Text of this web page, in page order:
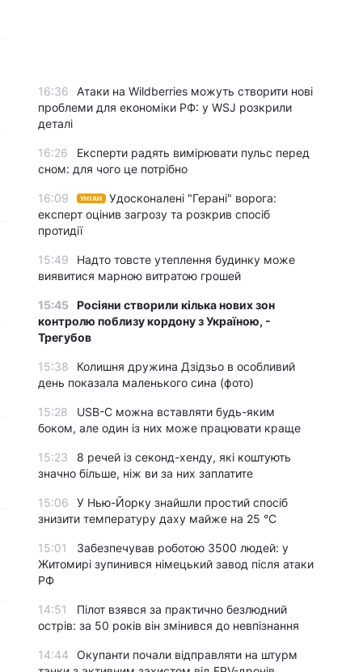
16:36
Атаки на Wildberries можуть створити нові
проблеми для економіки РФ: у WSJ розкрили
деталі
16:26
Експерти радять вимірювати пульс перед
сном: для чого це потрібно
16:09 УНІАН
Удосконалені "Герані" ворога:
експерт оцінив загрозу та розкрив спосіб
протидії
15:49
Надто товсте утеплення будинку може
виявитися марною витратою грошей
15:45
Росіяни створили кілька нових зон
контролю поблизу кордону з Україною, -
Трегубов
15:38
Колишня дружина Дзідзьо в особливий
день показала маленького сина (фото)
15:28
USB-C можна вставляти будь-яким
боком, але один із них може працювати краще
15:23
8 речей із секонд-хенду, які коштують
значно більше, ніж ви за них заплатите
15:06
У Нью-Йорку знайшли простий спосіб
знизити температуру даху майже на 25 °C
15:01
Забезпечував роботою 3500 людей: у
Житомирі зупинився німецький завод після атаки
РФ
14:51
Пілот взявся за практично безлюдний
острів: за 50 років він змінився до невпізнання
14:44
Окупанти почали відправляти на штурм